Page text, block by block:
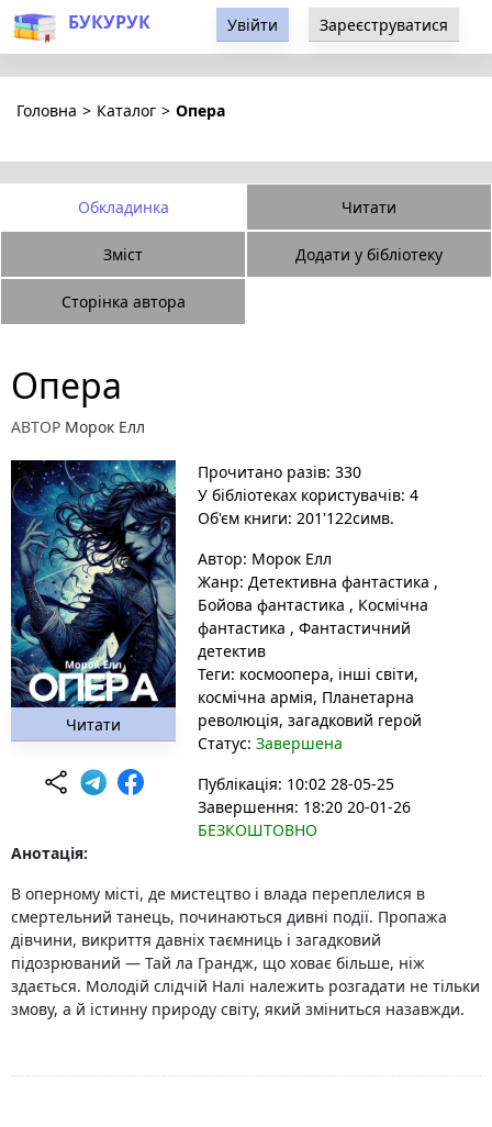
БУКУРУК Увійти Зареєструватися
Головна > Каталог > Опера
Обкладинка Читати
Зміст Додати у бібліотеку
Сторінка автора
Опера
АВТОР Морок Елл
Читати
Прочитано разів: 330
У бібліотеках користувачів: 4
Об'єм книги: 201'122симв.
Автор: Морок Елл
Жанр: Детективна фантастика ,
Бойова фантастика , Космічна
фантастика , Фантастичний
детектив
Теги: космоопера, інші світи,
космічна армія, Планетарна
революція, загадковий герой
Статус: Завершена
Публікація: 10:02 28-05-25
Завершення: 18:20 20-01-26
БЕЗКОШТОВНО
Анотація:
В оперному місті, де мистецтво і влада переплелися в
смертельний танець, починаються дивні події. Пропажа
дівчини, викриття давніх таємниць і загадковий
підозрюваний — Тай ла Грандж, що ховає більше, ніж
здається. Молодій слідчій Налі належить розгадати не тільки
змову, а й істинну природу світу, який зміниться назавжди.